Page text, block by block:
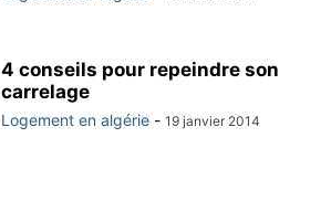
4 conseils pour repeindre son
carrelage
Logement en algérie - 19 janvier 2014